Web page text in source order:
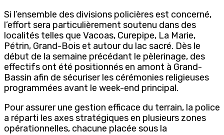
Si l’ensemble des divisions policières est concerné,
l’effort sera particulièrement soutenu dans des
localités telles que Vacoas, Curepipe, La Marie,
Pétrin, Grand-Bois et autour du lac sacré. Dès le
début de la semaine précédant le pèlerinage, des
effectifs ont été positionnés en amont à Grand-
Bassin afin de sécuriser les cérémonies religieuses
programmées avant le week-end principal.
Pour assurer une gestion efficace du terrain, la police
a réparti les axes stratégiques en plusieurs zones
opérationnelles, chacune placée sous la